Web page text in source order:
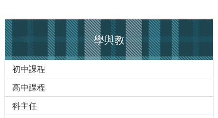
學與教
初中課程
高中課程
科主任